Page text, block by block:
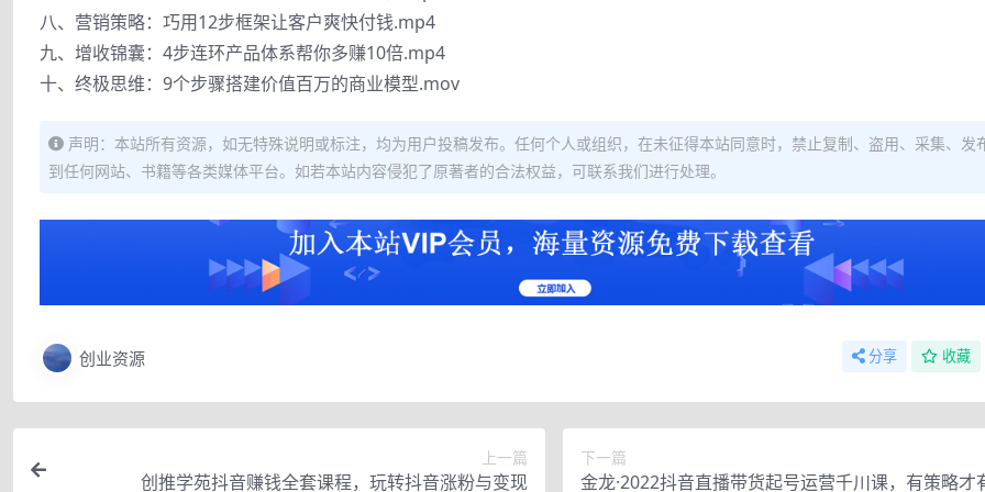
八、营销策略：巧用12步框架让客户爽快付钱.mp4
九、增收锦囊：4步连环产品体系帮你多赚10倍.mp4
十、终极思维：9个步骤搭建价值百万的商业模型.mov
声明：本站所有资源，如无特殊说明或标注，均为用户投稿发布。任何个人或组织，在未征得本站同意时，禁止复制、盗用、采集、发
到任何网站、书籍等各类媒体平台。如若本站内容侵犯了原著者的合法权益，可联系我们进行处理。
创业资源 分享 收藏
上一篇
创推学苑抖音赚钱全套课程，玩转抖音涨粉与变现
下一篇
金龙·2022抖音直播带货起号运营千川课，有策略才